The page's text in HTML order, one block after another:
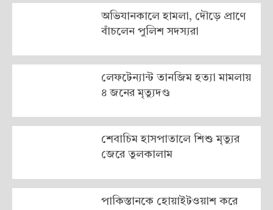
অভিযানকালে হামলা, দৌড়ে প্রাণে
বাঁচলেন পুলিশ সদস্যরা
লেফটেন্যান্ট তানজিম হত্যা মামলায়
৪ জনের মৃত্যুদণ্ড
শেবাচিম হাসপাতালে শিশু মৃত্যুর
জেরে তুলকালাম
পাকিস্তানকে হোয়াইটওয়াশ করে